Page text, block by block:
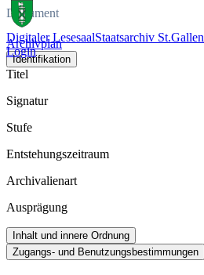
Digitaler LesesaalStaatsarchiv St.Gallen
Login
Dokument
Archivplan
Identifikation
Titel
Signatur
Stufe
Entstehungszeitraum
Archivalienart
Ausprägung
Inhalt und innere Ordnung
Zugangs- und Benutzungsbestimmungen